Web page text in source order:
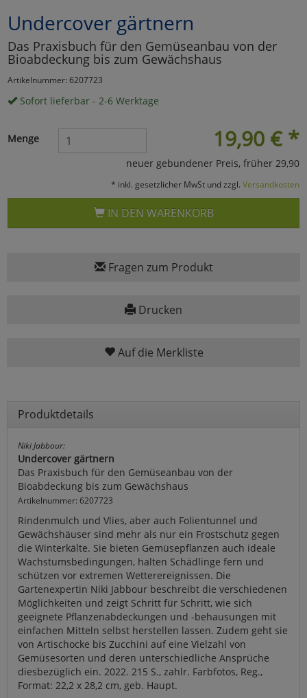
Undercover gärtnern
Das Praxisbuch für den Gemüseanbau von der
Bioabdeckung bis zum Gewächshaus
Artikelnummer: 6207723
Sofort lieferbar - 2-6 Werktage
19,90 € *
Menge
neuer gebundener Preis, früher 29,90
* inkl. gesetzlicher MwSt und zzgl. Versandkosten
IN DEN WARENKORB
Fragen zum Produkt
Drucken
Auf die Merkliste
Produktdetails
Niki Jabbour:
Undercover gärtnern
Das Praxisbuch für den Gemüseanbau von der
Bioabdeckung bis zum Gewächshaus
Artikelnummer: 6207723
Rindenmulch und Vlies, aber auch Folientunnel und
Gewächshäuser sind mehr als nur ein Frostschutz gegen
die Winterkälte. Sie bieten Gemüsepflanzen auch ideale
Wachstumsbedingungen, halten Schädlinge fern und
schützen vor extremen Wetterereignissen. Die
Gartenexpertin Niki Jabbour beschreibt die verschiedenen
Möglichkeiten und zeigt Schritt für Schritt, wie sich
geeignete Pflanzenabdeckungen und -behausungen mit
einfachen Mitteln selbst herstellen lassen. Zudem geht sie
von Artischocke bis Zucchini auf eine Vielzahl von
Gemüsesorten und deren unterschiedliche Ansprüche
diesbezüglich ein. 2022. 215 S., zahlr. Farbfotos, Reg.,
Format: 22,2 x 28,2 cm, geb. Haupt.
Marketing
Umfragetools